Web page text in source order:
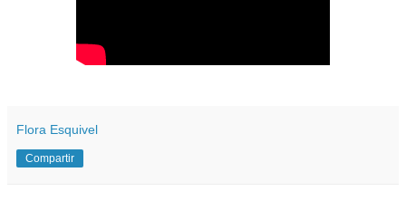
Flora Esquivel
Compartir